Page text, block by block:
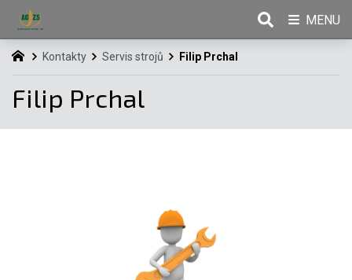
Kontakty Servis strojů Filip Prchal
Filip Prchal
MENU